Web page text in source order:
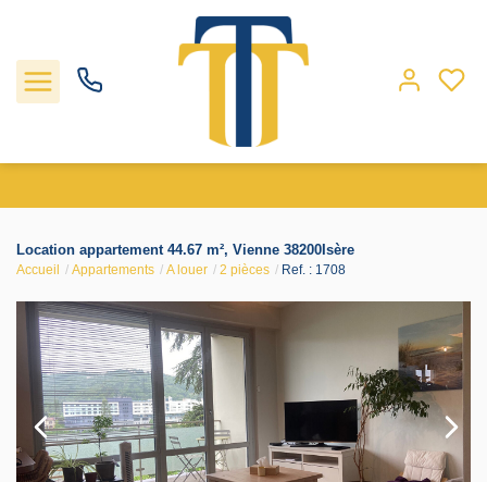
Gestion
Nos agences
Estimation
Location appartement 44.67 m², Vienne 38200Isère
Accueil Appartements A louer 2 pièces Ref. : 1708